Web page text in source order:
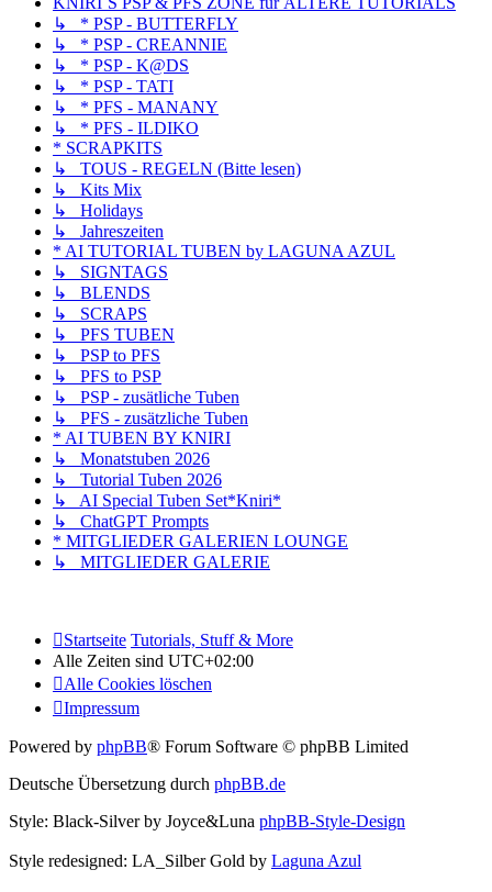
↳ * PSP - BUTTERFLY
↳ * PSP - CREANNIE
↳ * PSP - K@DS
↳ * PSP - TATI
↳ * PFS - MANANY
↳ * PFS - ILDIKO
* SCRAPKITS
↳ TOUS - REGELN (Bitte lesen)
↳ Kits Mix
↳ Holidays
↳ Jahreszeiten
* AI TUTORIAL TUBEN by LAGUNA AZUL
↳ SIGNTAGS
↳ BLENDS
↳ SCRAPS
↳ PFS TUBEN
↳ PSP to PFS
↳ PFS to PSP
↳ PSP - zusätliche Tuben
↳ PFS - zusätzliche Tuben
* AI TUBEN BY KNIRI
↳ Monatstuben 2026
↳ Tutorial Tuben 2026
↳ AI Special Tuben Set*Kniri*
↳ ChatGPT Prompts
* MITGLIEDER GALERIEN LOUNGE
↳ MITGLIEDER GALERIE
Startseite Tutorials, Stuff & More
Alle Zeiten sind UTC+02:00
Alle Cookies löschen
Impressum
Powered by phpBB® Forum Software © phpBB Limited
Deutsche Übersetzung durch phpBB.de
Style: Black-Silver by Joyce&Luna phpBB-Style-Design
Style redesigned: LA_Silber Gold by Laguna Azul